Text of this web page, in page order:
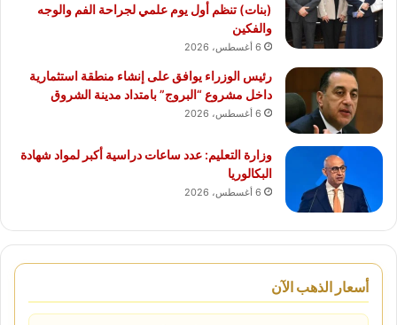
(بنات) تنظم أول يوم علمي لجراحة الفم والوجه
والفكين
6 أغسطس، 2026
رئيس الوزراء يوافق على إنشاء منطقة استثمارية
داخل مشروع “البروج” بامتداد مدينة الشروق
6 أغسطس، 2026
وزارة التعليم: عدد ساعات دراسية أكبر لمواد شهادة
البكالوريا
6 أغسطس، 2026
أسعار الذهب الآن